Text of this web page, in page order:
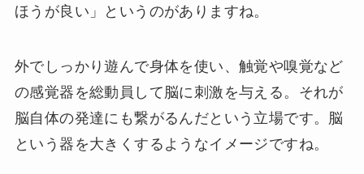
ほうが良い」というのがありますね。
外でしっかり遊んで身体を使い、触覚や嗅覚など
の感覚器を総動員して脳に刺激を与える。それが
脳自体の発達にも繋がるんだという立場です。脳
という器を大きくするようなイメージですね。